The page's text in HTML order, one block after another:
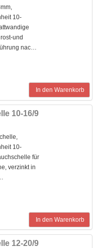
10-
und
nac…
In den Warenkorb
10-16/9
10-
für
verzinkt in
In den Warenkorb
12-20/9